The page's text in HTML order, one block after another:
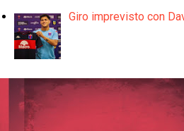
Giro imprevisto con